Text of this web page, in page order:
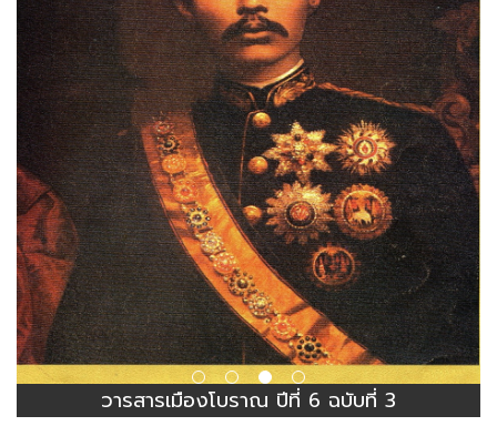
วารสารเมืองโบราณ ปีที่ 6 ฉบับที่ 3